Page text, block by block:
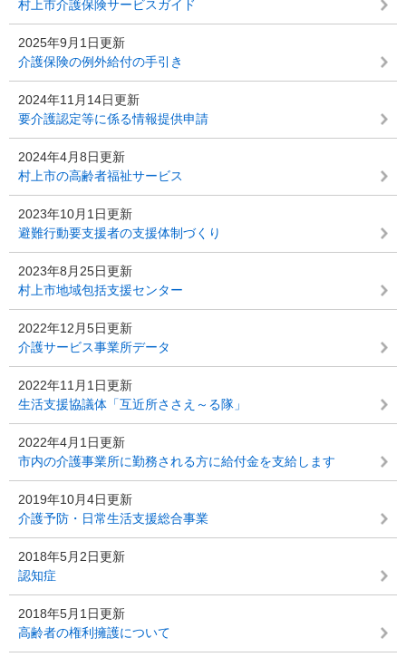
村上市介護保険サービスガイド
2025年9月1日更新
介護保険の例外給付の手引き
2024年11月14日更新
要介護認定等に係る情報提供申請
2024年4月8日更新
村上市の高齢者福祉サービス
2023年10月1日更新
避難行動要支援者の支援体制づくり
2023年8月25日更新
村上市地域包括支援センター
2022年12月5日更新
介護サービス事業所データ
2022年11月1日更新
生活支援協議体「互近所ささえ～る隊」
2022年4月1日更新
市内の介護事業所に勤務される方に給付金を支給します
2019年10月4日更新
介護予防・日常生活支援総合事業
2018年5月2日更新
認知症
2018年5月1日更新
高齢者の権利擁護について